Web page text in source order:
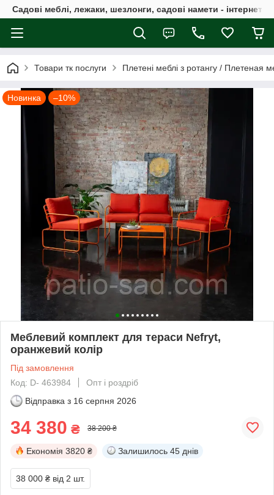
Садові меблі, лежаки, шезлонги, садові намети - інтернет-
Товари тк послуги Плетені меблі з ротангу / Плетеная
Новинка –10%
Меблевий комплект для тераси Nefryt,
оранжевий колір
Під замовлення
Код: D- 463984
Опт і роздріб
Відправка з 16 серпня 2026
34 380 ₴ 38 200 ₴
Економія 3820 ₴ Залишилось 45 днів
38 000 ₴ від 2 шт.